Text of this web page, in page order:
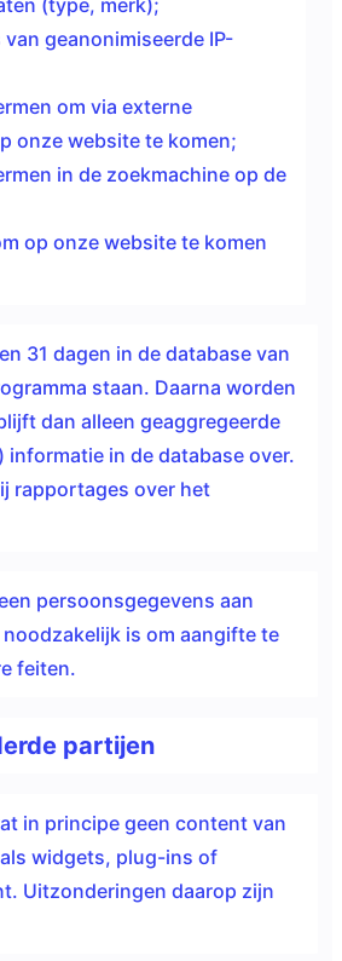
(type, merk);
geanonimiseerde IP-
om via externe
onze website te komen;
in de zoekmachine op de
op onze website te komen
31 dagen in de database van
staan. Daarna worden
dan alleen geaggregeerde
informatie in de database over.
rapportages over het
persoonsgegevens aan
is om aangifte te
feiten.
partijen
in principe geen content van
widgets, plug-ins of
Uitzonderingen daarop zijn